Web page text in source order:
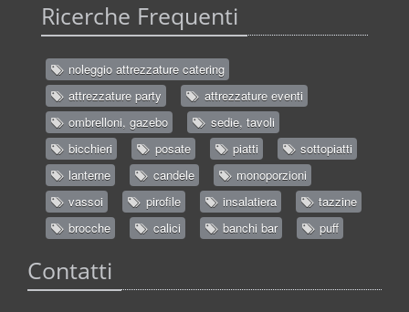
Ricerche Frequenti
noleggio attrezzature catering
attrezzature party
attrezzature eventi
ombrelloni, gazebo
sedie, tavoli
bicchieri
posate piatti
sottopiatti
lanterne
candele
monoporzioni
vassoi
pirofile insalatiera
tazzine
brocche
calici banchi bar puff
Contatti